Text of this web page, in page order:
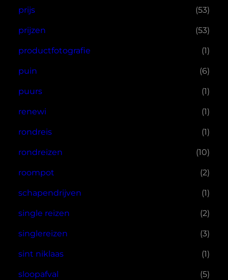
prijs (53)
prijzen (53)
productfotografie (1)
puin (6)
puurs (1)
renewi (1)
rondreis (1)
rondreizen (10)
roompot (2)
schapendrijven (1)
single reizen (2)
singlereizen (3)
sint niklaas (1)
sloopafval (5)